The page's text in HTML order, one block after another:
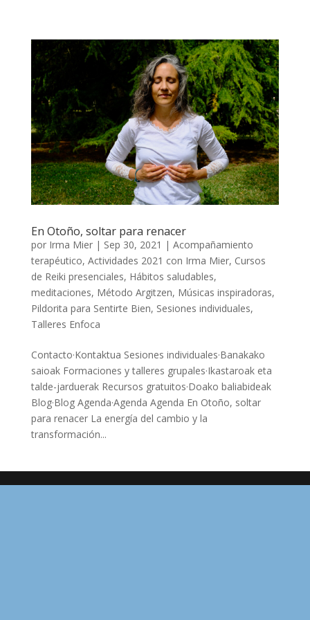
En Otoño, soltar para renacer
por Irma Mier| Sep 30, 2021 | Acompañamiento
terapéutico, Actividades 2021 con Irma Mier, Cursos
de Reiki presenciales, Hábitos saludables,
meditaciones, Método Argitzen, Músicas inspiradoras,
Pildorita para Sentirte Bien, Sesiones individuales,
Talleres Enfoca
Contacto·Kontaktua Sesiones individuales·Banakako
saioak Formaciones y talleres grupales·Ikastaroak eta
talde-jarduerak Recursos gratuitos·Doako baliabideak
Blog·Blog Agenda·Agenda Agenda En Otoño, soltar
para renacer La energía del cambio y la
transformación...